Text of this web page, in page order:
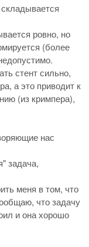
ровно, но
(более
стент сильно,
а это приводит к
(из кримпера),
нас
задача,
меня в том, что
что задачу
и она хорошо